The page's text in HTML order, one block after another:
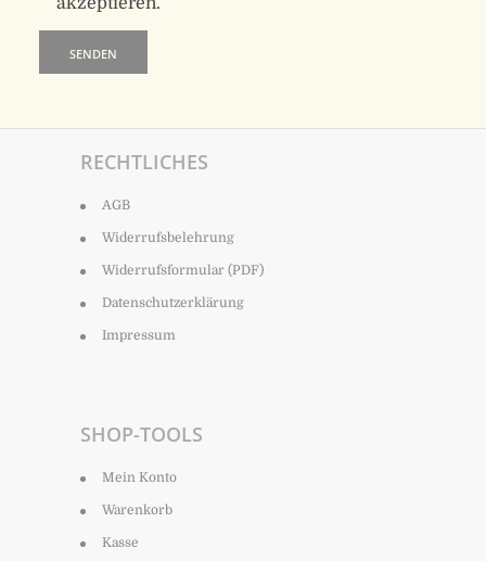
RECHTLICHES
AGB
Widerrufsbelehrung
Widerrufsformular (PDF)
Datenschutzerklärung
Impressum
SHOP-TOOLS
Mein Konto
Warenkorb
Kasse